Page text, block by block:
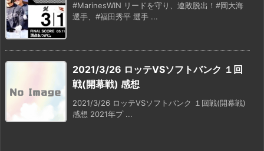
#MarinesWIN リードを守り、連敗脱出！#岡大海
選手、#福田秀平 選手 ...
2021/3/26 ロッテVSソフトバンク １回
戦(開幕戦) 感想
2021/3/26 ロッテVSソフトバンク １回戦(開幕戦)
感想 2021年プ ...